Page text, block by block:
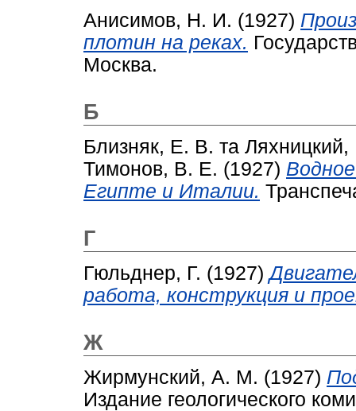
Анисимов, Н. И. (1927)
плотин на реках.
Москва.
Б
Близняк, Е. В. та
Тимонов, В. Е. (1927)
Египте и Италии.
Г
Гюльднер, Г. (1927)
работа, конструкция и
Ж
Жирмунский, А. М. (1927)
Издание геологического